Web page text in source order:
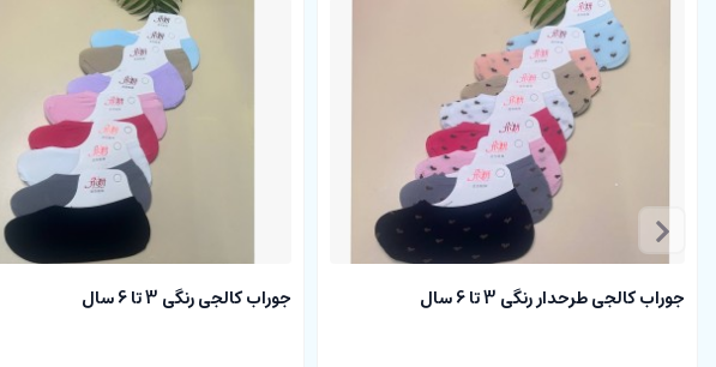
جوراب کالجی طرحدار رنگی 3 تا 6 سال جوراب کالجی رنگی 3 تا 6 سال